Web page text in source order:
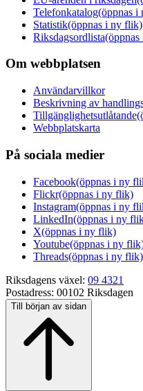
Telefonkatalog(öppnas i
Statistik(öppnas i ny flik)
Riksdagsordlista
Om webbplatsen
Användarvillkor
Beskrivning av
Tillgänglighetsutlåtande
Webbplatskarta
På sociala medier
Facebook(öppnas i ny
Flickr(öppnas i ny flik)
Instagram(öppnas i ny
LinkedIn(öppnas i ny
X(öppnas i ny flik)
Youtube(öppnas i ny
Threads(öppnas i ny flik)
Riksdagens växel: 09 4321
Postadress: 00102 Riksdagen
Till början av sidan